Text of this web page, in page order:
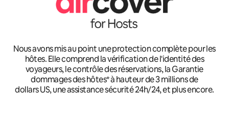
Nous avons mis au point une protection complète pour les
hôtes. Elle comprend la vérification de l'identité des
voyageurs, le contrôle des réservations, la Garantie
dommages des hôtes* à hauteur de 3 millions de
dollars US, une assistance sécurité 24h/24, et plus encore.